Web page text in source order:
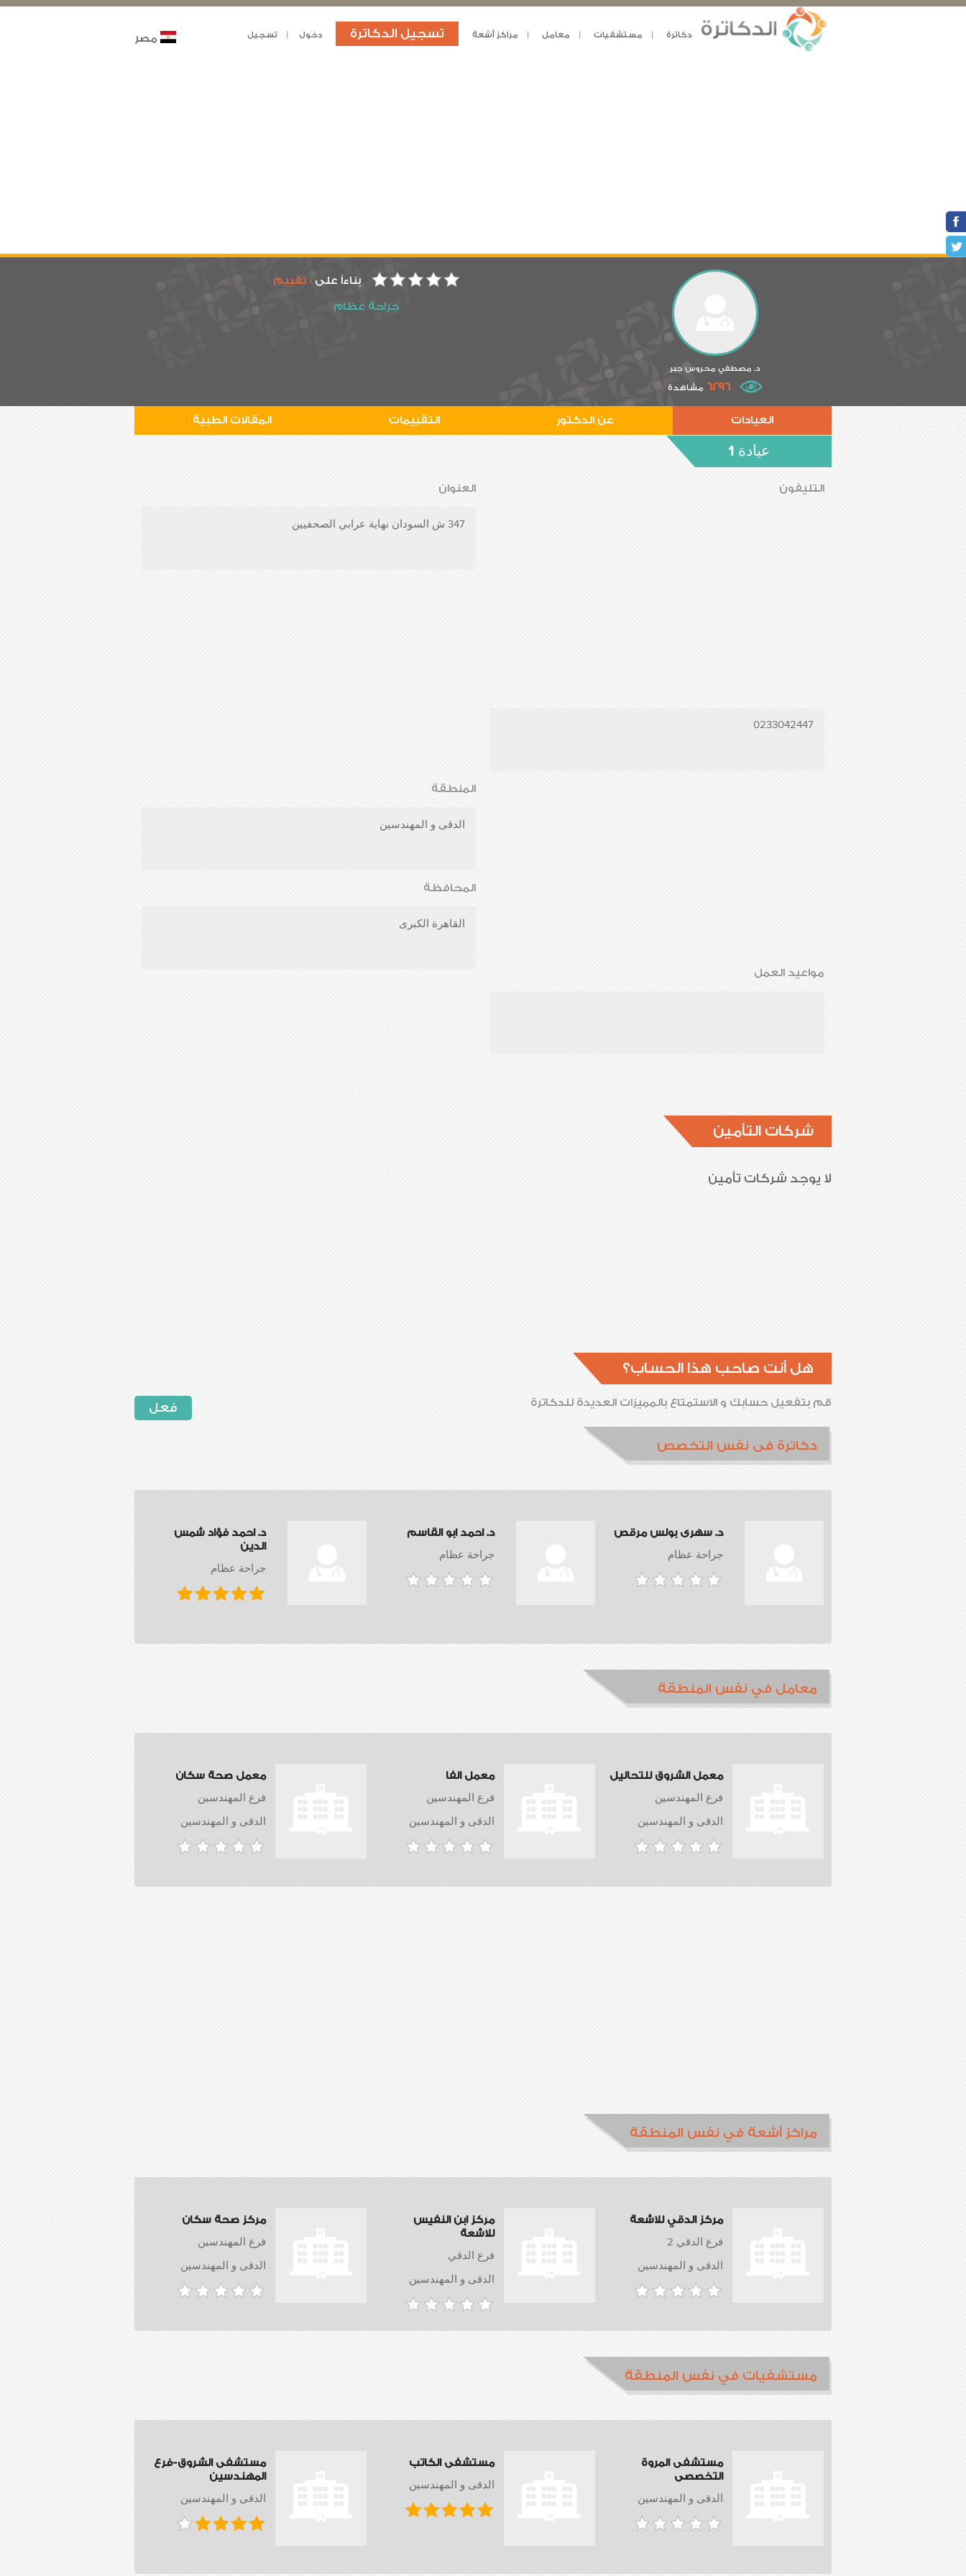
دكاترة مستشفيات معامل مراكز أشعة تسجيل الدكاترة دخول تسجيل مصر
د. مصطفي محروس جبر
6296 مشاهدة
بناءاً على0 تقييم
جراحة عظام
العيادات عن الدكتور التقييمات المقالات الطبية
عيادة 1
التليفون
0233042447
مواعيد العمل
العنوان
347 ش السودان نهاية عرابي الصحفيين
المنطقة
الدقى و المهندسين
المحافظة
القاهرة الكبرى
شركات التأمين
لا يوجد شركات تأمين
هل أنت صاحب هذا الحساب؟
فعل قم بتفعيل حسابك و الاستمتاع بالمميزات العديدة للدكاترة
دكاترة فى نفس التخصص
د. احمد فؤاد شمس
الدين
جراحة عظام
د. احمد ابو القاسم
جراحة عظام
د. سهرى بولس مرقص
جراحة عظام
معامل في نفس المنطقة
معمل صحة سكان
فرع المهندسين
الدقى و المهندسين
معمل الفا
فرع المهندسين
الدقى و المهندسين
معمل الشروق للتحاليل
فرع المهندسين
الدقى و المهندسين
مراكز أشعة في نفس المنطقة
مركز صحة سكان
فرع المهندسين
الدقى و المهندسين
مركز ابن النفيس
للاشعة
فرع الدقي
الدقى و المهندسين
مركز الدقي للاشعة
فرع الدقي 2
الدقى و المهندسين
مستشفيات في نفس المنطقة
مستشفى الشروق-فرع
المهندسين
الدقى و المهندسين
مستشفى الكاتب
الدقى و المهندسين
مستشفى المروة
التخصصى
الدقى و المهندسين